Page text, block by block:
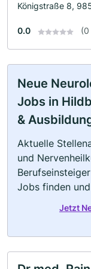
Königstraße 8,
0.0 (0
Neue
Jobs in
&
Aktuelle
und
Jobs finden
Jetzt